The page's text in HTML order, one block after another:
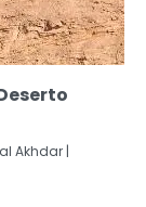
Akhdar |